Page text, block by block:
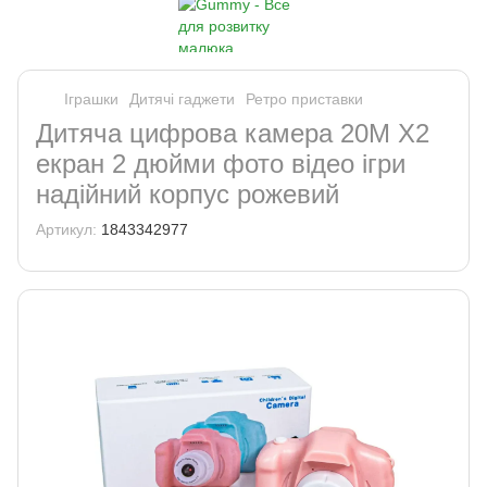
Іграшки Дитячі гаджети Ретро приставки
Дитяча цифрова камера 20М X2
екран 2 дюйми фото відео ігри
надійний корпус рожевий
Артикул: 1843342977